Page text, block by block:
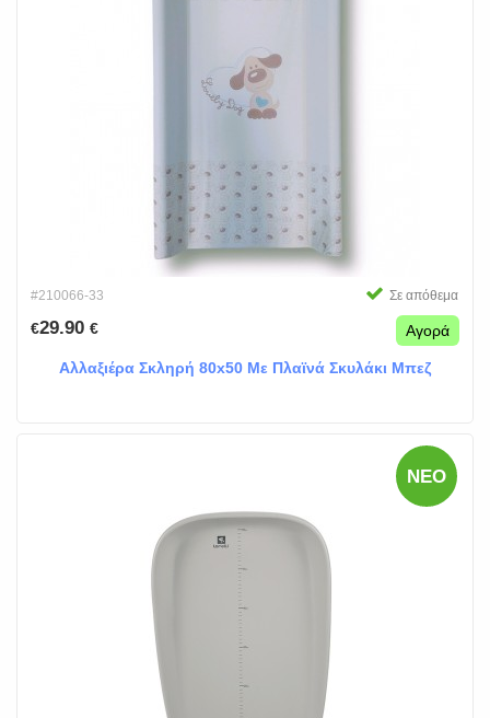
#210066-33 Σε απόθεμα
€29.90 € Αγορά
Αλλαξιέρα Σκληρή 80x50 Με Πλαϊνά Σκυλάκι Μπεζ
ΝΈΟ